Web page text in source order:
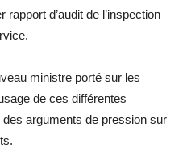
d’audit de l’inspection
ministre porté sur les
de ces différentes
des arguments de pression sur